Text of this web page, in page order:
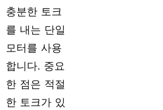
충분한 토크
를 내는 단일
모터를 사용
합니다. 중요
한 점은 적절
한 토크가 있